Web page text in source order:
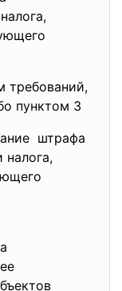
требований,
пунктом 3
штрафа
налога,